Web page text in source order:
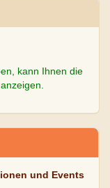
kann Ihnen die
und Events